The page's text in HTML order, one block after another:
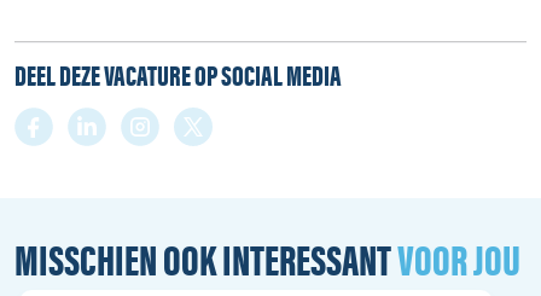
DEEL DEZE VACATURE OP SOCIAL MEDIA
MISSCHIEN OOK INTERESSANTVOOR JOU